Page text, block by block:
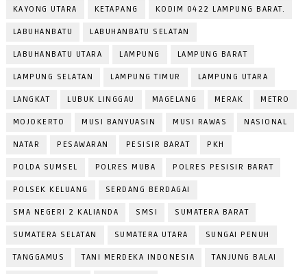
KAYONG UTARA KETAPANG KODIM 0422 LAMPUNG BARAT.
LABUHANBATU LABUHANBATU SELATAN
LABUHANBATU UTARA LAMPUNG LAMPUNG BARAT
LAMPUNG SELATAN LAMPUNG TIMUR LAMPUNG UTARA
LANGKAT LUBUK LINGGAU MAGELANG MERAK METRO
MOJOKERTO MUSI BANYUASIN MUSI RAWAS NASIONAL
NATAR PESAWARAN PESISIR BARAT PKH
POLDA SUMSEL POLRES MUBA POLRES PESISIR BARAT
POLSEK KELUANG SERDANG BERDAGAI
SMA NEGERI 2 KALIANDA SMSI SUMATERA BARAT
SUMATERA SELATAN SUMATERA UTARA SUNGAI PENUH
TANGGAMUS TANI MERDEKA INDONESIA TANJUNG BALAI